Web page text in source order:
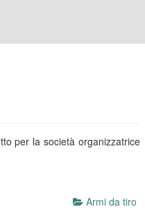
per la società organizzatrice
Armi da tiro